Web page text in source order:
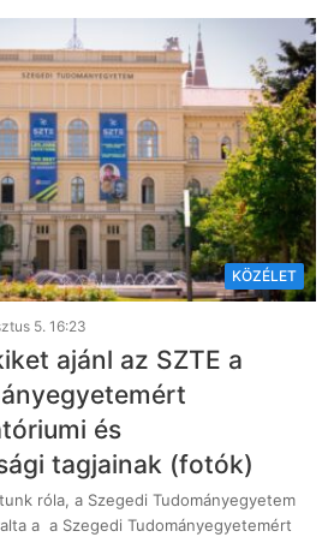
KÖZÉLET
5. 16:23
ajánl az SZTE a
és
tagjainak (fotók)
róla, a Szegedi Tudományegyetem
a a Szegedi Tudományegyetemért